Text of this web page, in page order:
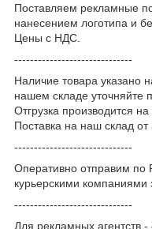
Поставляем рекламные
нанесением логотипа и
Цены с НДС.
------------------------------
Наличие товара указано
нашем складе уточняйте
Отгрузка производится
Поставка на наш склад
------------------------------
Оперативно отправим
курьерскими компаниями
------------------------------
Для рекламных агентств